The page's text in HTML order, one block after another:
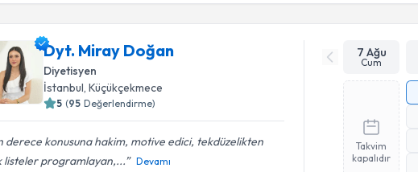
Dyt. Miray Doğan
Diyetisyen
İstanbul , Küçükçekmece
5 (95 Değerlendirme)
derece konusuna hakim, motive edici, tekdüzelikten
listeler programlayan,...
Devamı
7 Ağu
Cum
Takvim
kapalıdır